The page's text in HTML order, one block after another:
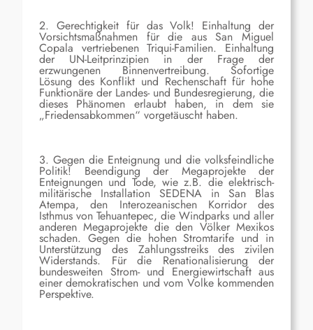
2. Gerechtigkeit für das Volk! Einhaltung der
Vorsichtsmaßnahmen für die aus San Miguel
Copala vertriebenen Triqui-Familien. Einhaltung
der UN-Leitprinzipien in der Frage der
erzwungenen Binnenvertreibung. Sofortige
Lösung des Konflikt und Rechenschaft für hohe
Funktionäre der Landes- und Bundesregierung, die
dieses Phänomen erlaubt haben, in dem sie
„Friedensabkommen“ vorgetäuscht haben.
3. Gegen die Enteignung und die volksfeindliche
Politik! Beendigung der Megaprojekte der
Enteignungen und Tode, wie z.B. die elektrisch-
militärische Installation SEDENA in San Blas
Atempa, den Interozeanischen Korridor des
Isthmus von Tehuantepec, die Windparks und aller
anderen Megaprojekte die den Völker Mexikos
schaden. Gegen die hohen Stromtarife und in
Unterstützung des Zahlungsstreiks des zivilen
Widerstands. Für die Renationalisierung der
bundesweiten Strom- und Energiewirtschaft aus
einer demokratischen und vom Volke kommenden
Perspektive.